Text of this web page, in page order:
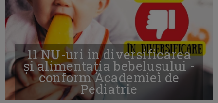
11 NU-uri in diversificarea
și alimentația bebelușului -
conform Academiei de
Pediatrie